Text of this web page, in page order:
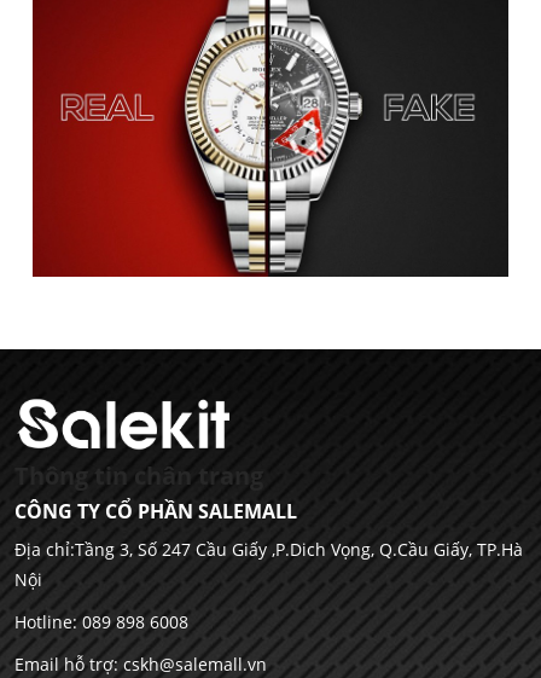
Thông tin chân trang
CÔNG TY CỔ PHẦN SALEMALL
Địa chỉ:Tầng 3, Số 247 Cầu Giấy ,P.Dich Vọng, Q.Cầu Giấy, TP.Hà
Nội
Hotline: 089 898 6008
Email hỗ trợ:cskh@salemall.vn